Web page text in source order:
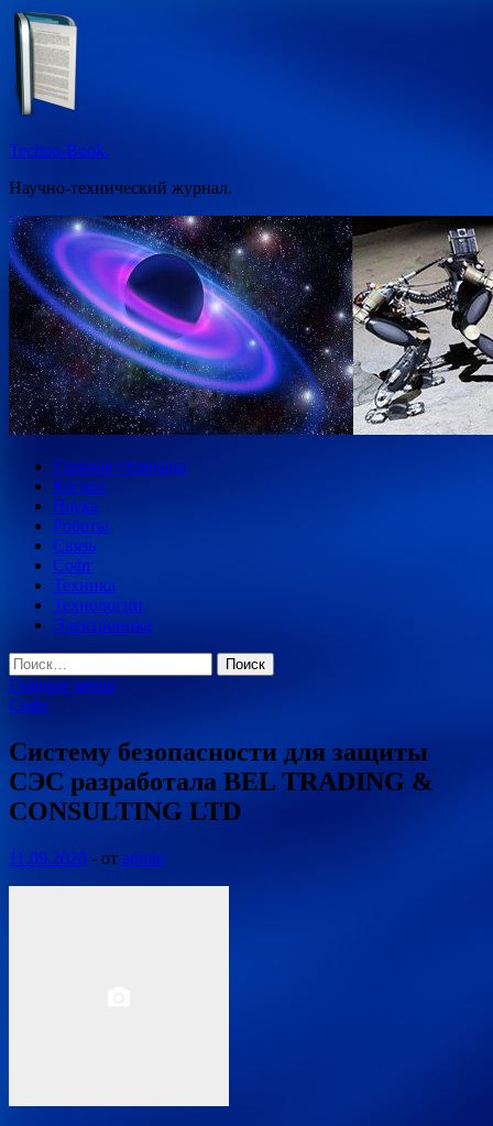
Перейти
к
содержимому
Techno-Book.
Научно-технический журнал.
Главная страница
Космос
Наука
Роботы
Связь
Софт
Техника
Технологии
Электроника
Найти:
Главное меню
Софт
Систему безопасности для защиты
СЭС разработала BEL TRADING &
CONSULTING LTD
11.09.2020 - от admin